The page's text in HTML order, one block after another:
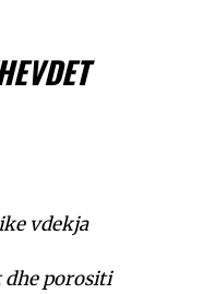
vdekja
porositi